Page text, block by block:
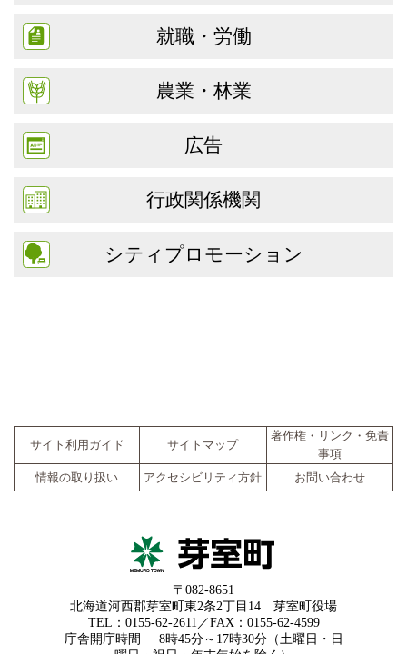
就職・労働
農業・林業
広告
行政関係機関
シティプロモーション
サイト利用ガイド サイトマップ
著作権・リンク・免責
事項
情報の取り扱い
アクセシビリティ方針 お問い合わせ
〒082-8651
北海道河西郡芽室町東2条2丁目14 芽室町役場
TEL：0155-62-2611／FAX：0155-62-4599
庁舎開庁時間
8時45分～17時30分（土曜日・日